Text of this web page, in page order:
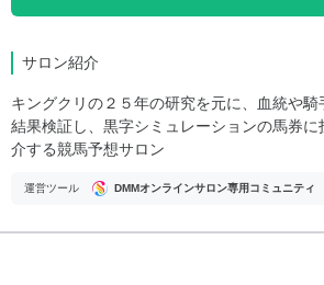
サロン紹介
キングクリの２５年の研究を元に、血統や騎
結果検証し、黒字シミュレーションの馬券
介する競馬予想サロン
運営ツール DMMオンラインサロン専用コミュニティ